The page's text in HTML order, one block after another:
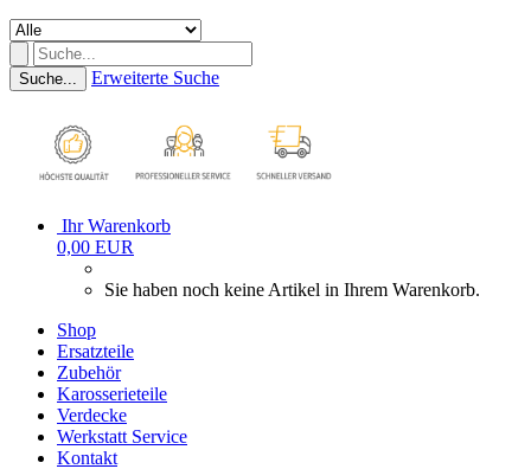
Suche... Erweiterte Suche
Ihr Warenkorb
0,00 EUR
Sie haben noch keine Artikel in Ihrem Warenkorb.
Shop
Ersatzteile
Zubehör
Karosserieteile
Verdecke
Werkstatt Service
Kontakt